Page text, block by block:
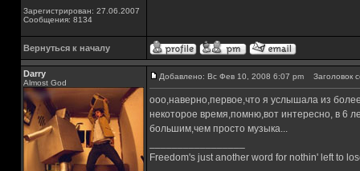
Зарегистрирован: 27.06.2007
Сообщения: 8134
Вернуться к началу
Darry
Almost God
Добавлено: Вс Фев 10, 2008 6:07 pm Заголовок
ооо,наверно,первое,что я услышала из
некоторое время,помню,вот интересно, в 6
большим,чем просто музыка...
Freedom's just another word for nothin' left to